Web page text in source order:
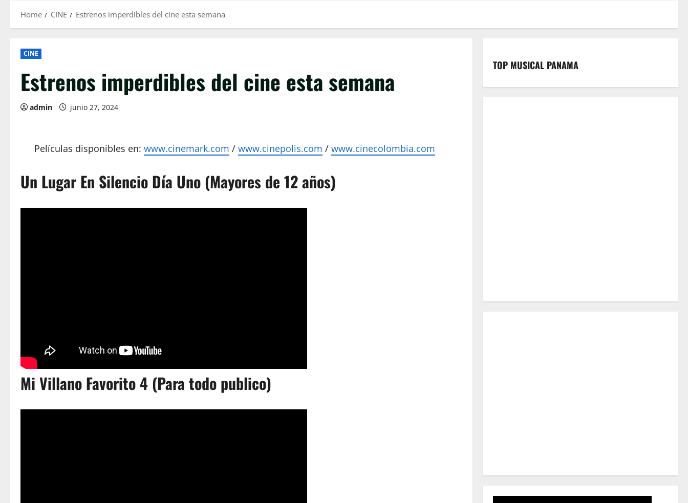
Home CINE Estrenos imperdibles del cine esta semana
CINE
Estrenos imperdibles del cine esta semana
admin junio 27, 2024
Películas disponibles en: www.cinemark.com / www.cinepolis.com / www.cinecolombia.com
Un Lugar En Silencio Día Uno (Mayores de 12 años)
Mi Villano Favorito 4 (Para todo publico)
TOP MUSICAL PANAMA